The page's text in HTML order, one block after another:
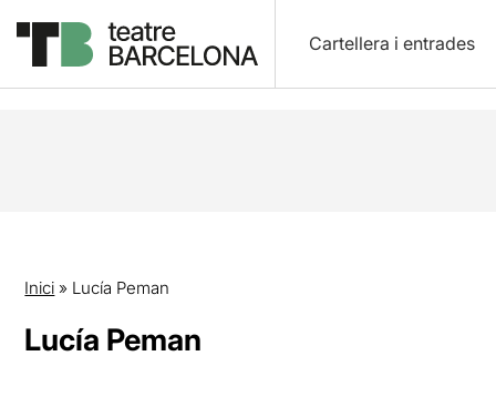
Cartellera i entrades
Inici » Lucía Peman
Lucía Peman